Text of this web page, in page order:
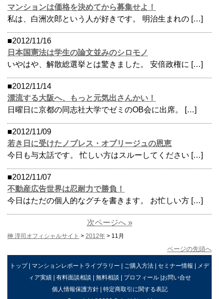
マンションは価格を決めてから募集せよ！
私は、白洲次郎という人が好きです。 明治生まれの […]
■2012/11/16
日本国憲法は学生の論文並みのシロモノ
いやはや、解散総選挙とは驚きました。 安倍政権に […]
■2012/11/14
漂流する大阪へ、もっと元気出さんかい！
日曜日に京都の同志社大学でゼミのOB会に出席。 […]
■2012/11/09
若き日に受けたノブレス・オブリージュの恩恵
今日も与太話です。 忙しい方はスルーしてください […]
■2012/11/07
不動産広告世界は忍耐力で勝負！
今日はただの個人的なグチを書きます。 お忙しい方 […]
次ページへ »
榊 淳司オフィシャルサイト > 2012年 > 11月
ページの先頭へ
トップ| マンションレポートライブラリー | ご購入方法 | セミナー情報 | メデ
ィア実績| 有料面談相談 | 無料相談 | プロフィール|お問い合せ
個人情報保護方針| 特定商取引に関する表記